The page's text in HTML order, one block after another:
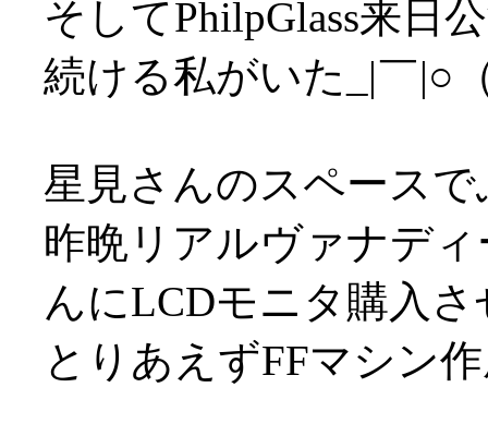
そしてPhilpGlass来日
続ける私がいた_|￣|○
星見さんのスペース
昨晩リアルヴァナデ
んにLCDモニタ購入
とりあえずFFマシン